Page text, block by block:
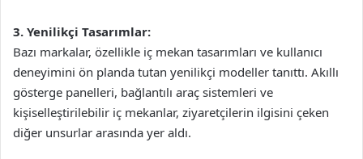
3. Yenilikçi Tasarımlar:
Bazı markalar, özellikle iç mekan tasarımları ve kullanıcı
deneyimini ön planda tutan yenilikçi modeller tanıttı. Akıllı
gösterge panelleri, bağlantılı araç sistemleri ve
kişiselleştirilebilir iç mekanlar, ziyaretçilerin ilgisini çeken
diğer unsurlar arasında yer aldı.